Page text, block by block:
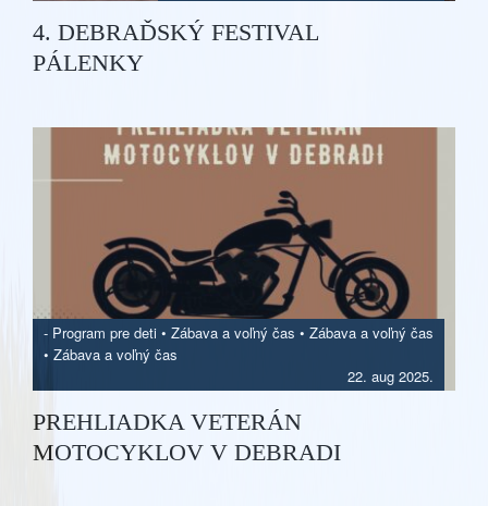
4. DEBRAĎSKÝ FESTIVAL
PÁLENKY
- Program pre deti • Zábava a voľný čas • Zábava a voľný čas
• Zábava a voľný čas
22. aug 2025.
PREHLIADKA VETERÁN
MOTOCYKLOV V DEBRADI